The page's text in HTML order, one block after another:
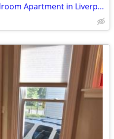
FOR RENT – Spacious 3 Bedroom Apartment in Liverpool!